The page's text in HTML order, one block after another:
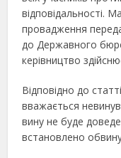
відповідальності.
провадження
до Державного
керівництво
Відповідно до
вважається
вину не буде
встановлено